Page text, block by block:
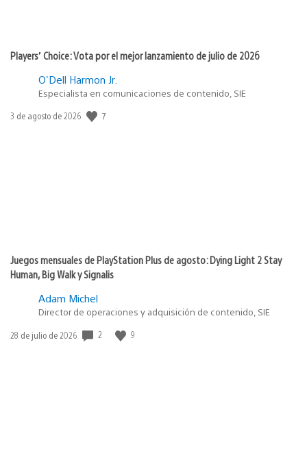
Players’ Choice: Vota por el mejor lanzamiento de julio de 2026
O'Dell Harmon Jr.
Especialista en comunicaciones de contenido, SIE
Fecha
3 de agosto de 2026 7
Juegos mensuales de PlayStation Plus de agosto: Dying Light 2 Stay
Human, Big Walk y Signalis
Adam Michel
Director de operaciones y adquisición de contenido, SIE
Fecha
28 de julio de 2026 2 9